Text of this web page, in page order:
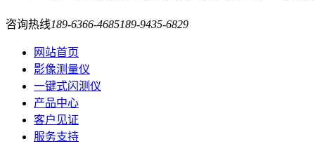
咨询热线189-6366-4685189-9435-6829
网站首页
影像测量仪
一键式闪测仪
产品中心
客户见证
服务支持